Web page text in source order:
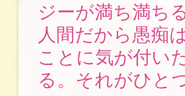
ジーが満ち満ち
人間だから愚痴
ことに気が付い
る。それがひと